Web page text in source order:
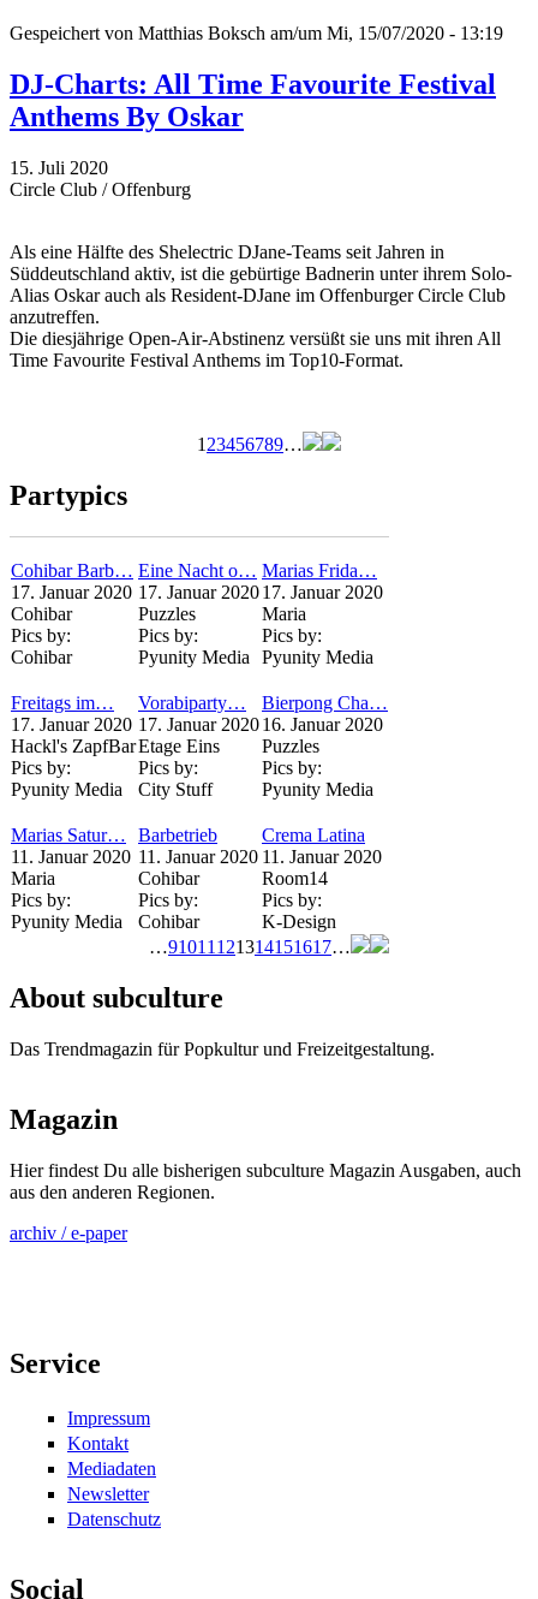
Gespeichert von Matthias Boksch am/um Mi, 15/07/2020 - 13:19
DJ-Charts: All Time Favourite Festival
Anthems By Oskar
15. Juli 2020
Circle Club / Offenburg
Als eine Hälfte des Shelectric DJane-Teams seit Jahren in
Süddeutschland aktiv, ist die gebürtige Badnerin unter ihrem Solo-
Alias Oskar auch als Resident-DJane im Offenburger Circle Club
anzutreffen.
Die diesjährige Open-Air-Abstinenz versüßt sie uns mit ihren All
Time Favourite Festival Anthems im Top10-Format.
1 23456789…
Partypics
Cohibar Barb…
17. Januar 2020
Cohibar
Pics by:
Cohibar
Eine Nacht o…
17. Januar 2020
Puzzles
Pics by:
Pyunity Media
Marias Frida…
17. Januar 2020
Maria
Pics by:
Pyunity Media
Freitags im…
17. Januar 2020
Hackl's ZapfBar
Pics by:
Pyunity Media
Vorabiparty…
17. Januar 2020
Etage Eins
Pics by:
City Stuff
Bierpong Cha…
16. Januar 2020
Puzzles
Pics by:
Pyunity Media
Marias Satur…
11. Januar 2020
Maria
Pics by:
Pyunity Media
Barbetrieb
11. Januar 2020
Cohibar
Pics by:
Cohibar
Crema Latina
11. Januar 2020
Room14
Pics by:
K-Design
…91011 121314151617…
About subculture
Das Trendmagazin für Popkultur und Freizeitgestaltung.
Magazin
Hier findest Du alle bisherigen subculture Magazin Ausgaben, auch
aus den anderen Regionen.
archiv / e-paper
Service
Impressum
Kontakt
Mediadaten
Newsletter
Datenschutz
Social